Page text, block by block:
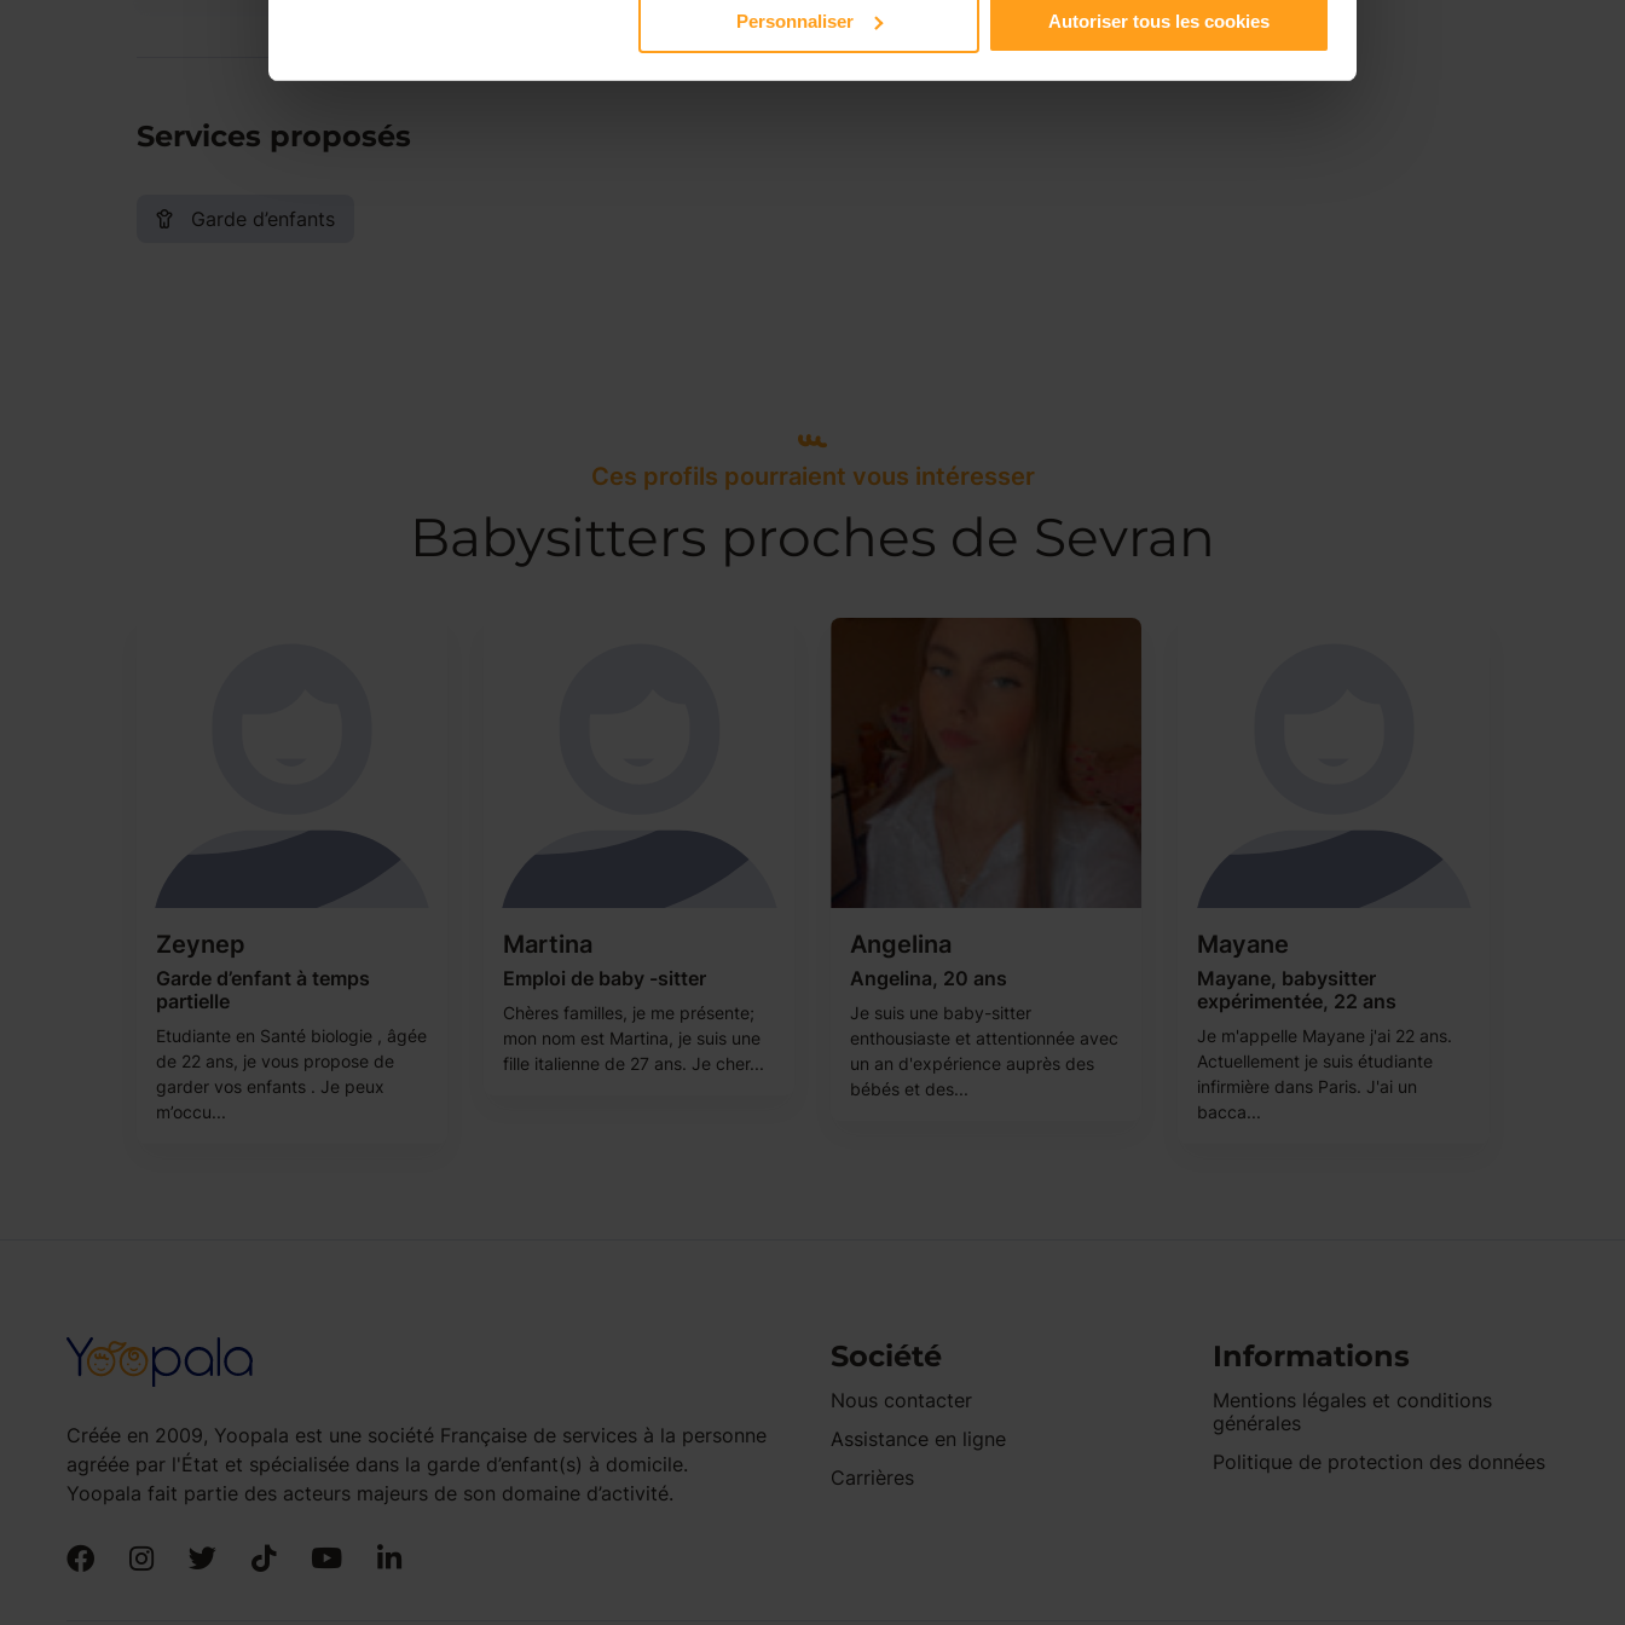
Personnaliser Autoriser tous les cookies
Services proposés
Garde d’enfants
Ces profils pourraient vous intéresser
Babysitters proches de Sevran
Zeynep
Garde d’enfant à temps
partielle
Etudiante en Santé biologie , âgée
de 22 ans, je vous propose de
garder vos enfants . Je peux
m’occu...
Martina
Emploi de baby -sitter
Chères familles, je me présente;
mon nom est Martina, je suis une
fille italienne de 27 ans. Je cher...
Angelina
Angelina, 20 ans
Je suis une baby-sitter
enthousiaste et attentionnée avec
un an d'expérience auprès des
bébés et des...
Mayane
Mayane, babysitter
expérimentée, 22 ans
Je m'appelle Mayane j'ai 22 ans.
Actuellement je suis étudiante
infirmière dans Paris. J'ai un
bacca...
Créée en 2009, Yoopala est une société Française de services à la personne
agréée par l'État et spécialisée dans la garde d’enfant(s) à domicile.
Yoopala fait partie des acteurs majeurs de son domaine d’activité.
Société
Nous contacter
Assistance en ligne
Carrières
Informations
Mentions légales et conditions
générales
Politique de protection des données